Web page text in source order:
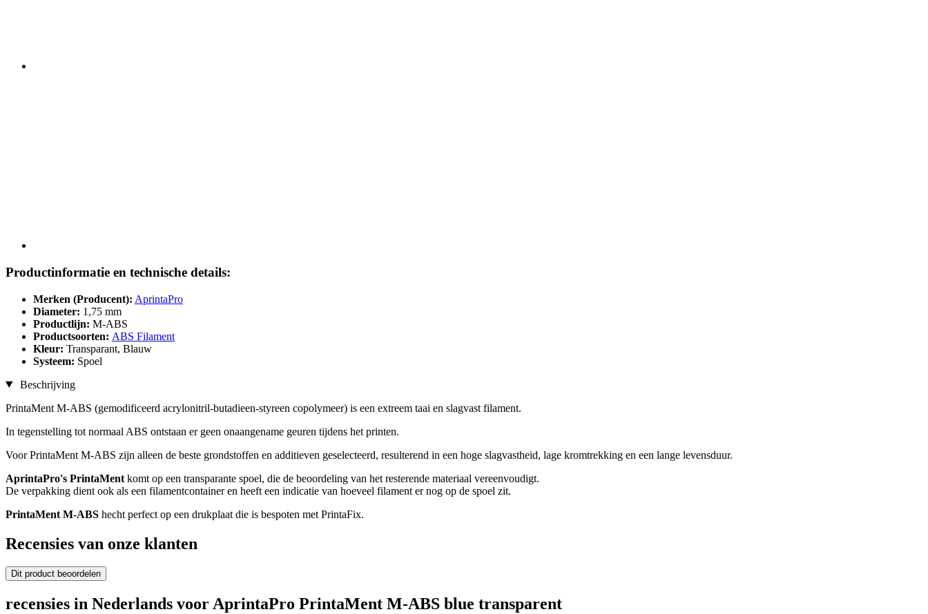
Productinformatie en technische details:
Merken (Producent): AprintaPro
Diameter: 1,75 mm
Productlijn: M-ABS
Productsoorten: ABS Filament
Kleur: Transparant, Blauw
Systeem: Spoel
Beschrijving
PrintaMent M-ABS (gemodificeerd acrylonitril-butadieen-styreen copolymeer) is een extreem taai en slagvast filament.
In tegenstelling tot normaal ABS ontstaan er geen onaangename geuren tijdens het printen.
Voor PrintaMent M-ABS zijn alleen de beste grondstoffen en additieven geselecteerd, resulterend in een hoge slagvastheid, lage kromtrekking en een lange levensduur.
AprintaPro's PrintaMent komt op een transparante spoel, die de beoordeling van het resterende materiaal vereenvoudigt.
De verpakking dient ook als een filamentcontainer en heeft een indicatie van hoeveel filament er nog op de spoel zit.
PrintaMent M-ABS hecht perfect op een drukplaat die is bespoten met PrintaFix.
Recensies van onze klanten
Dit product beoordelen
recensies in Nederlands voor AprintaPro PrintaMent M-ABS blue transparent